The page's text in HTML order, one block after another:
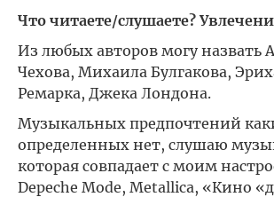
Что читаете/слушаете?
Из любых авторов могу назвать
Чехова, Михаила Булгакова,
Ремарка, Джека Лондона.
Музыкальных предпочтений
определенных нет, слушаю
которая совпадает с моим
Depeche Mode, Metallica, «Кино